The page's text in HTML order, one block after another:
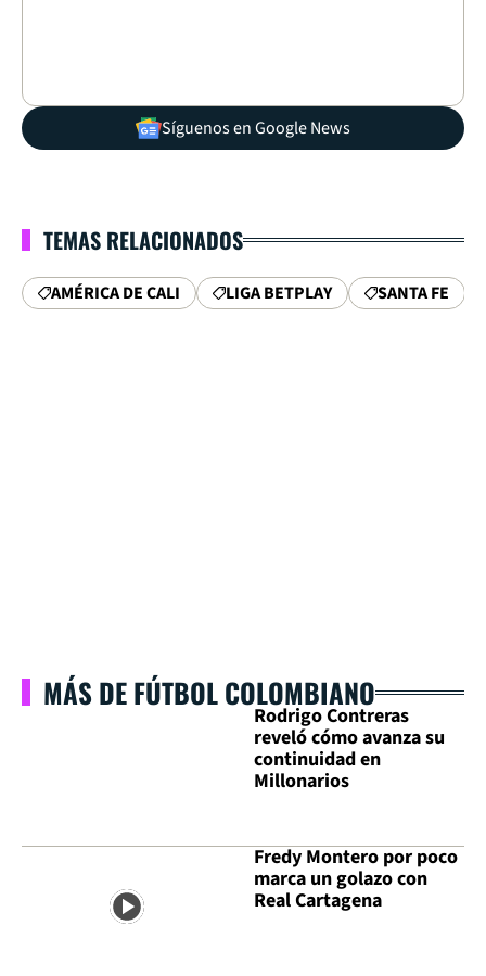
Síguenos en Google News
TEMAS RELACIONADOS
AMÉRICA DE CALI LIGA BETPLAY SANTA FE
MÁS DE FÚTBOL COLOMBIANO
Rodrigo Contreras
reveló cómo avanza su
continuidad en
Millonarios
Fredy Montero por poco
marca un golazo con
Real Cartagena